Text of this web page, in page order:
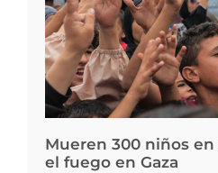
Mueren 300 niños
el fuego en Gaza